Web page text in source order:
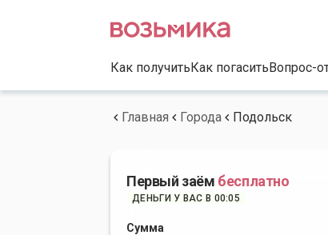
Как получитьКак погаситьВопрос-
Главная Города Подольск
Первый заём бесплатно
ДЕНЬГИ У ВАС В 00:05
Сумма